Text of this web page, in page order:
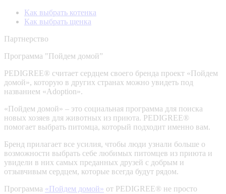
Как выбрать котенка
Как выбрать щенка
Партнерство
Программа "Пойдем домой”
PEDIGREE® считает сердцем своего бренда проект «Пойдем
домой», которую в других странах можно увидеть под
названием «Adoption».
«Пойдем домой» – это социальная программа для поиска
новых хозяев для животных из приюта. PEDIGREE®
помогает выбрать питомца, который подходит именно вам.
Бренд прилагает все усилия, чтобы люди узнали больше о
возможности выбрать себе любимых питомцев из приюта и
увидели в них самых преданных друзей с добрым и
отзывчивым сердцем, которые всегда будут рядом.
Программа «Пойдем домой» от PEDIGREE® не просто